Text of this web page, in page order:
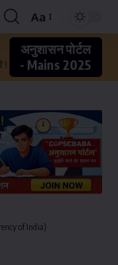
Aa
!
अनुशासन पोर्टल
- Mains 2025
of India)